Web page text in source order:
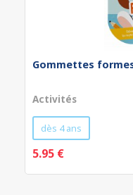
Gommettes
Activités
dès 4 ans
5.95 €